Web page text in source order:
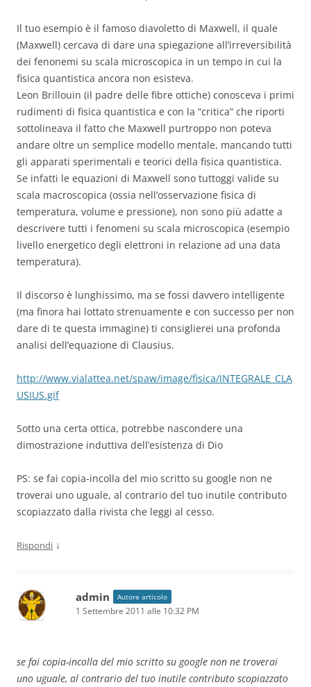
Il tuo esempio è il famoso diavoletto di Maxwell, il quale
(Maxwell) cercava di dare una spiegazione all’irreversibilità
dei fenonemi su scala microscopica in un tempo in cui la
fisica quantistica ancora non esisteva.
Leon Brillouin (il padre delle fibre ottiche) conosceva i primi
rudimenti di fisica quantistica e con la “critica” che riporti
sottolineava il fatto che Maxwell purtroppo non poteva
andare oltre un semplice modello mentale, mancando tutti
gli apparati sperimentali e teorici della fisica quantistica.
Se infatti le equazioni di Maxwell sono tuttoggi valide su
scala macroscopica (ossia nell’osservazione fisica di
temperatura, volume e pressione), non sono più adatte a
descrivere tutti i fenomeni su scala microscopica (esempio
livello energetico degli elettroni in relazione ad una data
temperatura).
Il discorso è lunghissimo, ma se fossi davvero intelligente
(ma finora hai lottato strenuamente e con successo per non
dare di te questa immagine) ti consiglierei una profonda
analisi dell’equazione di Clausius.
http://www.vialattea.net/spaw/image/fisica/INTEGRALE_CLA
USIUS.gif
Sotto una certa ottica, potrebbe nascondere una
dimostrazione induttiva dell’esistenza di Dio
PS: se fai copia-incolla del mio scritto su google non ne
troverai uno uguale, al contrario del tuo inutile contributo
scopiazzato dalla rivista che leggi al cesso.
Rispondi ↓
admin Autore articolo
1 Settembre 2011 alle 10:32 PM
se fai copia-incolla del mio scritto su google non ne troverai
uno uguale, al contrario del tuo inutile contributo scopiazzato